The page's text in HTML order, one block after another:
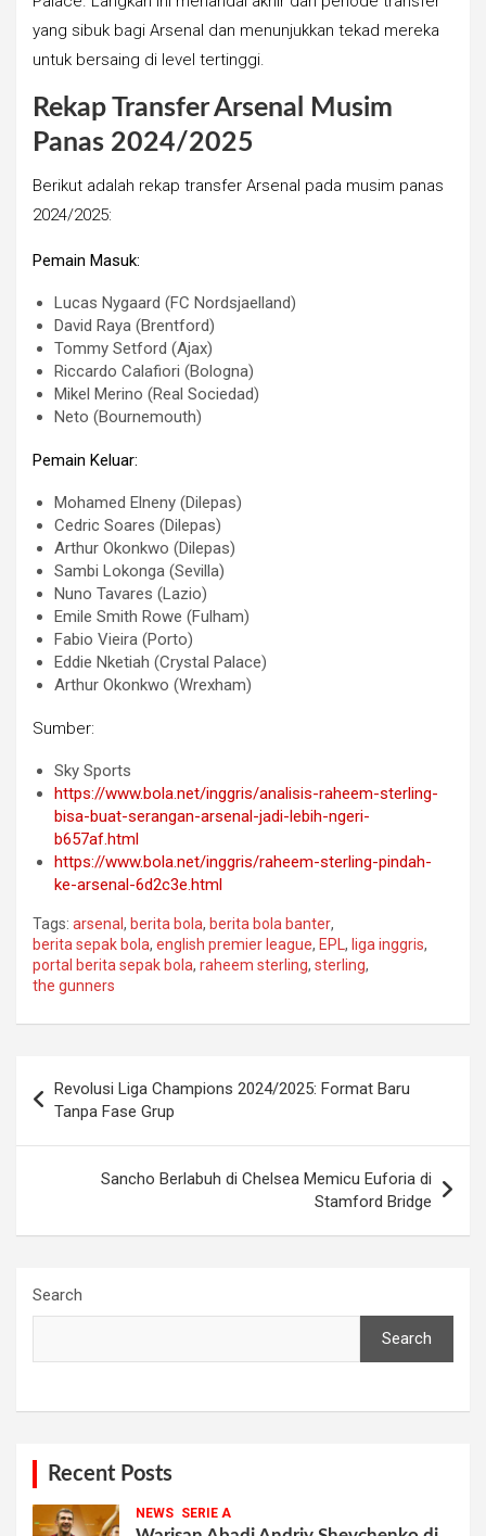
yang sibuk bagi Arsenal dan menunjukkan tekad mereka
untuk bersaing di level tertinggi.
Rekap Transfer Arsenal Musim
Panas 2024/2025
Berikut adalah rekap transfer Arsenal pada musim panas
2024/2025:
Pemain Masuk:
Lucas Nygaard (FC Nordsjaelland)
David Raya (Brentford)
Tommy Setford (Ajax)
Riccardo Calafiori (Bologna)
Mikel Merino (Real Sociedad)
Neto (Bournemouth)
Pemain Keluar:
Mohamed Elneny (Dilepas)
Cedric Soares (Dilepas)
Arthur Okonkwo (Dilepas)
Sambi Lokonga (Sevilla)
Nuno Tavares (Lazio)
Emile Smith Rowe (Fulham)
Fabio Vieira (Porto)
Eddie Nketiah (Crystal Palace)
Arthur Okonkwo (Wrexham)
Sumber:
Sky Sports
https://www.bola.net/inggris/analisis-raheem-sterling-
bisa-buat-serangan-arsenal-jadi-lebih-ngeri-
b657af.html
https://www.bola.net/inggris/raheem-sterling-pindah-
ke-arsenal-6d2c3e.html
Tags: arsenal , berita bola, berita bola banter,
berita sepak bola, english premier league, EPL , liga inggris,
portal berita sepak bola, raheem sterling, sterling,
the gunners
navigation
Revolusi Liga Champions 2024/2025: Format Baru
Tanpa Fase Grup
Sancho Berlabuh di Chelsea Memicu Euforia di
Stamford Bridge
Search
Search
Recent Posts
NEWS SERIE A